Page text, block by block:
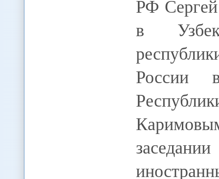
РФ
в
России